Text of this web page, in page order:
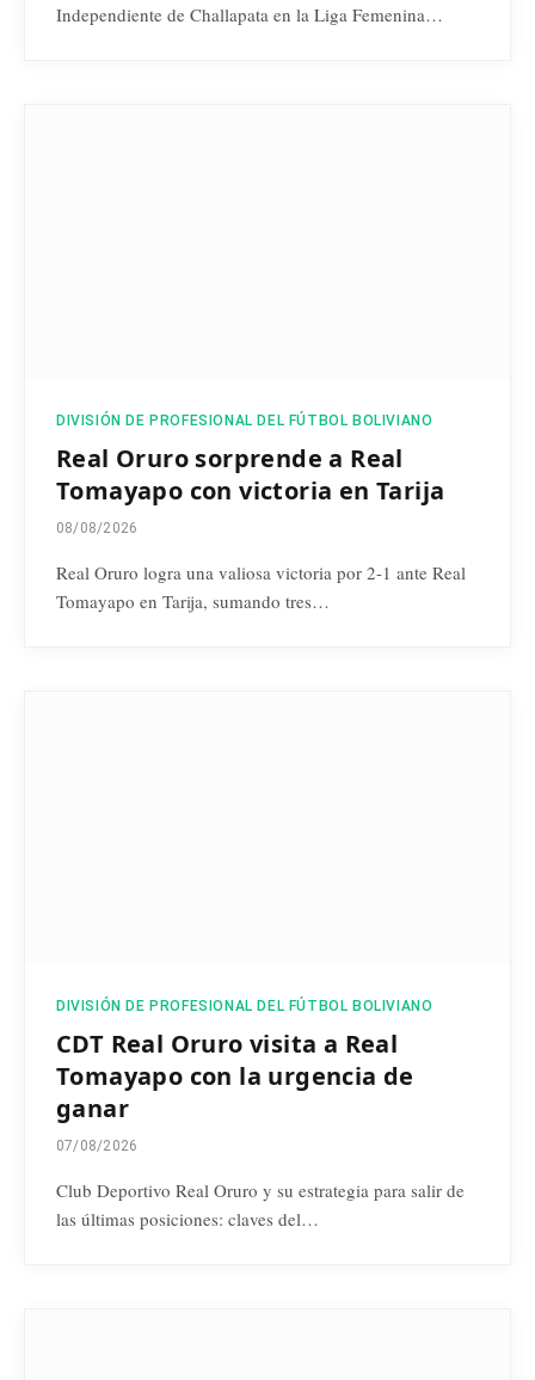
Independiente de Challapata en la Liga Femenina…
DIVISIÓN DE PROFESIONAL DEL FÚTBOL BOLIVIANO
Real Oruro sorprende a Real
Tomayapo con victoria en Tarija
08/08/2026
Real Oruro logra una valiosa victoria por 2-1 ante Real
Tomayapo en Tarija, sumando tres…
DIVISIÓN DE PROFESIONAL DEL FÚTBOL BOLIVIANO
CDT Real Oruro visita a Real
Tomayapo con la urgencia de
ganar
07/08/2026
Club Deportivo Real Oruro y su estrategia para salir de
las últimas posiciones: claves del…